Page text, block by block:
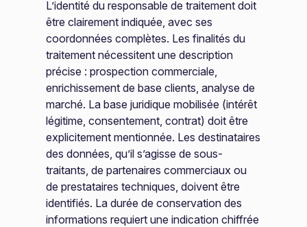
L’identité du responsable de traitement doit
être clairement indiquée, avec ses
coordonnées complètes. Les finalités du
traitement nécessitent une description
précise : prospection commerciale,
enrichissement de base clients, analyse de
marché. La base juridique mobilisée (intérêt
légitime, consentement, contrat) doit être
explicitement mentionnée. Les destinataires
des données, qu’il s’agisse de sous-
traitants, de partenaires commerciaux ou
de prestataires techniques, doivent être
identifiés. La durée de conservation des
informations requiert une indication chiffrée